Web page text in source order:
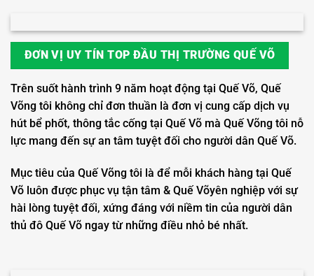
ĐƠN VỊ UY TÍN TOP ĐẦU THỊ TRƯỜNG QUẾ VÕ
Trên suốt hành trình 9 năm hoạt động tại Quế Võ, Quế
Võng tôi không chỉ đơn thuần là đơn vị cung cấp dịch vụ
hút bể phốt, thông tắc cống tại Quế Võ mà Quế Võng tôi nỗ
lực mang đến sự an tâm tuyệt đối cho người dân Quế Võ.
Mục tiêu của Quế Võng tôi là để mỗi khách hàng tại Quế
Võ luôn được phục vụ tận tâm & Quế Võyên nghiệp với sự
hài lòng tuyệt đối, xứng đáng với niềm tin của người dân
thủ đô Quế Võ ngay từ những điều nhỏ bé nhất.